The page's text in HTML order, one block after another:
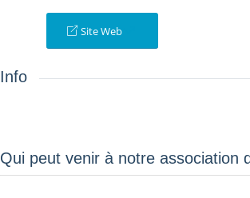
Site Web
Info
Qui peut venir à notre association